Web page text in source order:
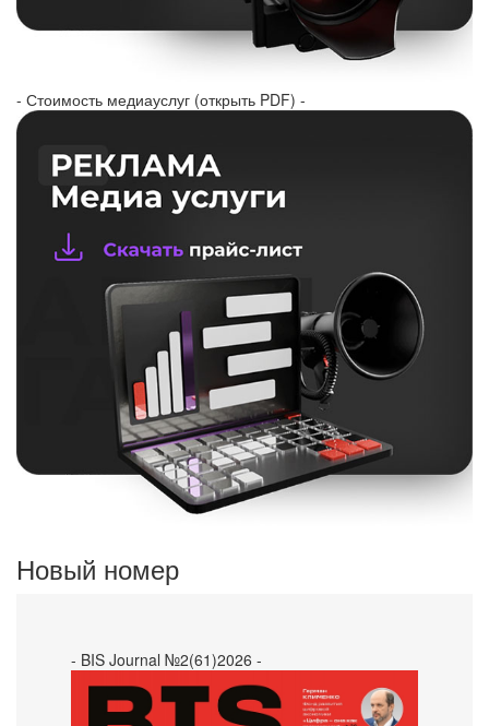
- Стоимость медиауслуг (открыть PDF) -
Новый номер
- BIS Journal №2(61)2026 -